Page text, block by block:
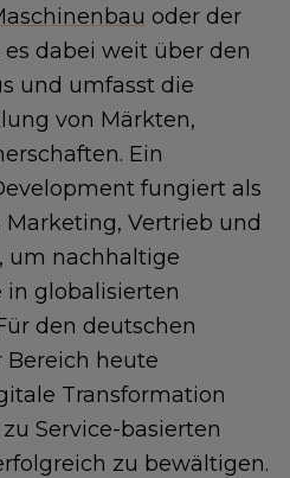
oder der
dabei weit über den
und umfasst die
von Märkten,
Ein
fungiert als
Vertrieb und
um nachhaltige
globalisierten
den deutschen
heute
Transformation
Service-basierten
zu bewältigen.